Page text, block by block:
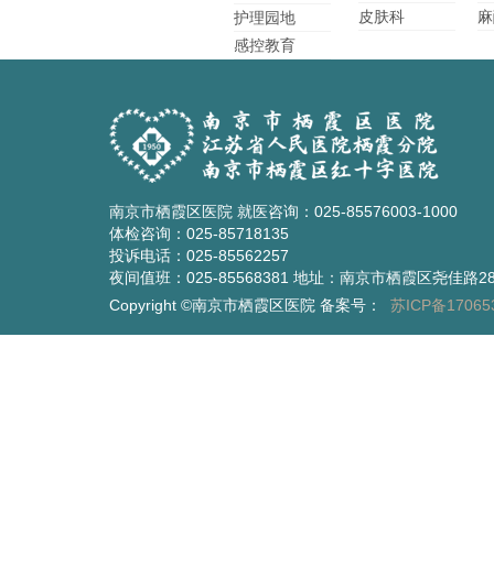
护理园地
感控教育
皮肤科
南京市栖霞区医院 就医咨询：025-85576003-1000
体检咨询：025-85718135
投诉电话：025-85562257
夜间值班：025-85568381 地址：南京市栖霞区尧佳路
Copyright ©南京市栖霞区医院 备案号：
苏ICP备